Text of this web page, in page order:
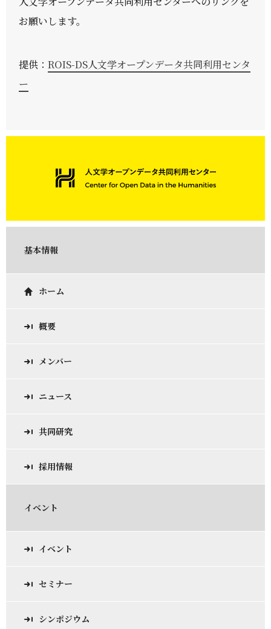
お願いします。
提供：ROIS-DS人文学オープンデータ共同利用センタ
ー
基本情報
ホーム
概要
メンバー
ニュース
共同研究
採用情報
イベント
イベント
セミナー
シンポジウム